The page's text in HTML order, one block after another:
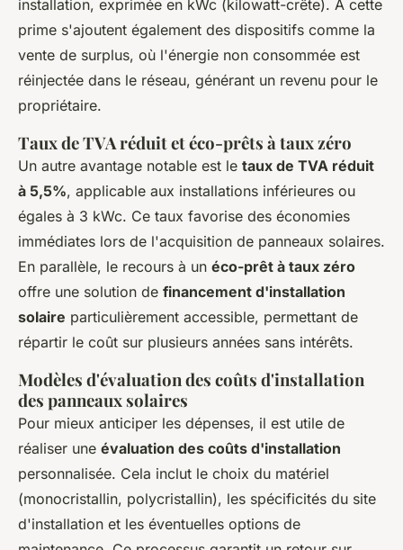
installation, exprimée en kWc (kilowatt-crête). À cette
prime s'ajoutent également des dispositifs comme la
vente de surplus, où l'énergie non consommée est
réinjectée dans le réseau, générant un revenu pour le
propriétaire.
Taux de TVA réduit et éco-prêts à taux zéro
Un autre avantage notable est le taux de TVA réduit
à 5,5%, applicable aux installations inférieures ou
égales à 3 kWc. Ce taux favorise des économies
immédiates lors de l'acquisition de panneaux solaires.
En parallèle, le recours à un éco-prêt à taux zéro
offre une solution de financement d'installation
solaire particulièrement accessible, permettant de
répartir le coût sur plusieurs années sans intérêts.
Modèles d'évaluation des coûts d'installation
des panneaux solaires
Pour mieux anticiper les dépenses, il est utile de
réaliser une évaluation des coûts d'installation
personnalisée. Cela inclut le choix du matériel
(monocristallin, polycristallin), les spécificités du site
d'installation et les éventuelles options de